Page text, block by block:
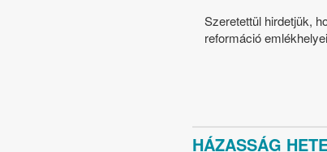
Szeretettül hirdetjük,
reformáció
HÁZASSÁG